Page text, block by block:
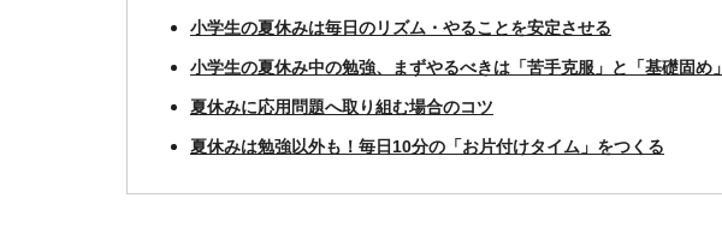
小学生の夏休みは毎日のリズム・やることを安定させる
小学生の夏休み中の勉強、まずやるべきは「苦手克服」と「基礎固め」
夏休みに応用問題へ取り組む場合のコツ
夏休みは勉強以外も！毎日10分の「お片付けタイム」をつくる